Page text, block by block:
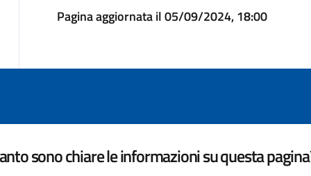
Pagina aggiornata il 05/09/2024, 18:00
sono chiare le informazioni su questa